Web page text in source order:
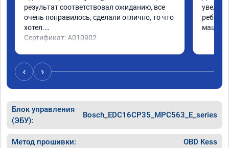
результат соответствовал ожиданию, все
очень понравилось, сделали отлично, то что
хотел.
Сертификат: A010902
ребята
машина
‹ ›
Блок управления
(ЭБУ):
Bosch_EDC16CP35_MPC563_E_series
Метод прошивки: OBD Kess